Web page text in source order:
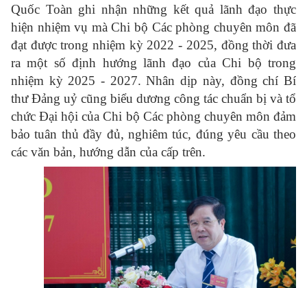
Quốc Toàn ghi nhận những kết quả lãnh đạo thực
hiện nhiệm vụ mà Chi bộ Các phòng chuyên môn đã
đạt được trong nhiệm kỳ 2022 - 2025, đồng thời đưa
ra một số định hướng lãnh đạo của Chi bộ trong
nhiệm kỳ 2025 - 2027. Nhân dịp này, đồng chí Bí
thư Đảng uỷ cũng biểu dương công tác chuẩn bị và tổ
chức Đại hội của Chi bộ Các phòng chuyên môn đảm
bảo tuân thủ đầy đủ, nghiêm túc, đúng yêu cầu theo
các văn bản, hướng dẫn của cấp trên.